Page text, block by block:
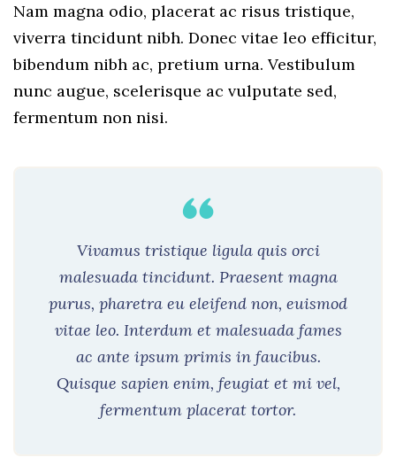
Nam magna odio, placerat ac risus tristique,
viverra tincidunt nibh. Donec vitae leo efficitur,
bibendum nibh ac, pretium urna. Vestibulum
nunc augue, scelerisque ac vulputate sed,
fermentum non nisi.
Vivamus tristique ligula quis orci
malesuada tincidunt. Praesent magna
purus, pharetra eu eleifend non, euismod
vitae leo. Interdum et malesuada fames
ac ante ipsum primis in faucibus.
Quisque sapien enim, feugiat et mi vel,
fermentum placerat tortor.